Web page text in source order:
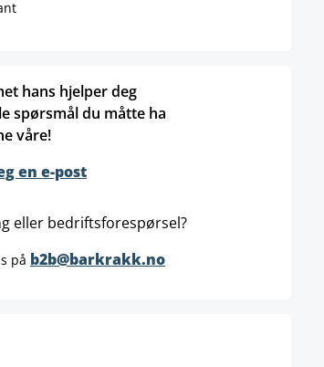
hans hjelper deg
spørsmål du måtte ha
våre!
en e-post
eller bedriftsforespørsel?
på b2b@barkrakk.no